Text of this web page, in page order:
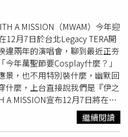
錯事的身分」喊話：「老公
事的身分，奉勸你們好好對待自
被發現了，或許你曾經做錯過
當初你追她的那份情意，在這個
」、「你可以改變，跟我一
己，這是為了自己，不是為了任
：「老婆我愛妳，真心謝謝妳，
A MISSION（MWAM）今年迎
12月7日於台北Legacy TERA開
違兩年的演唱會，聊到最近正夯
年萬聖節要Cosplay什麼？」
景，也不用特別裝什麼，幽默回
什麼，上台直接說我們是『伊之
A MISSION宣布12月7日將在台
／華貴娛樂提供）除了舞台表
趣味連結。成員回憶曾在台北演
繼續閱讀